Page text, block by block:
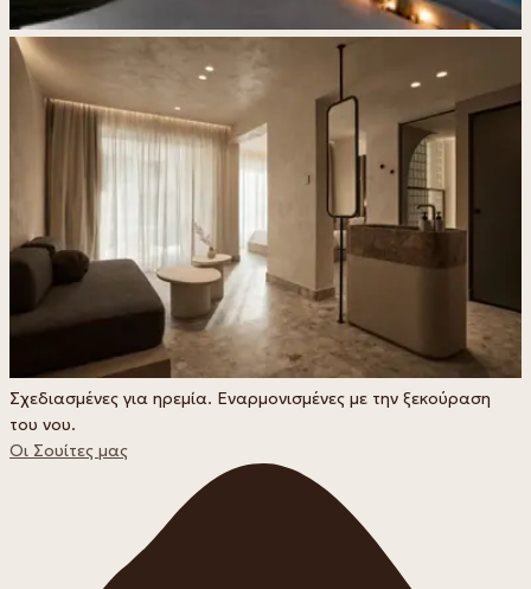
Σχεδιασμένες για ηρεμία. Εναρμονισμένες με την ξεκούραση
του νου.
Οι Σουίτες μας